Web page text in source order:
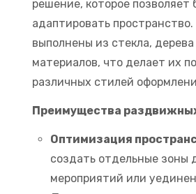
решение, которое позволяет
адаптировать
выполнены из стекла,
материалов, что делает их
различных стилей
Преимущества
Оптимизация
создать отдельные зоны
мероприятий или